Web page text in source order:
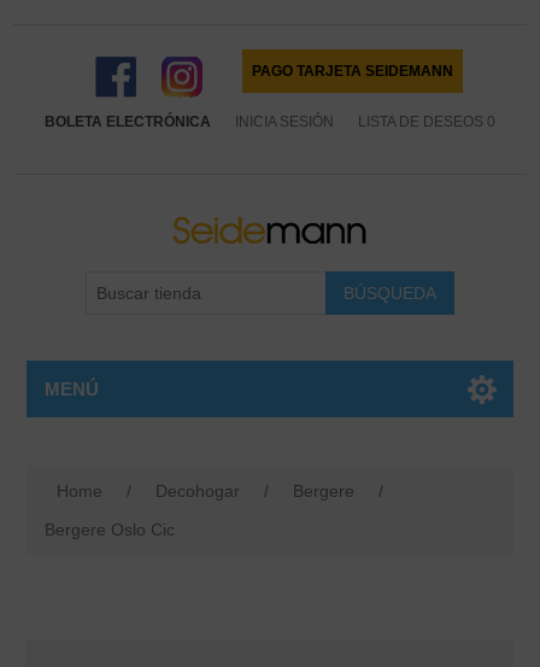
PAGO TARJETA SEIDEMANN
BOLETA ELECTRÓNICA INICIA SESIÓN LISTA DE DESEOS 0
MENÚ
Home / Decohogar / Bergere
/
Bergere Oslo Cic